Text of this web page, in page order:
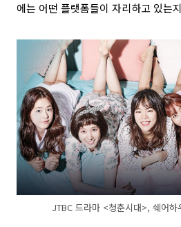
에는 어떤 플랫폼들이 자리하고 있는
JTBC 드라마 <청춘시대>, 쉐어하